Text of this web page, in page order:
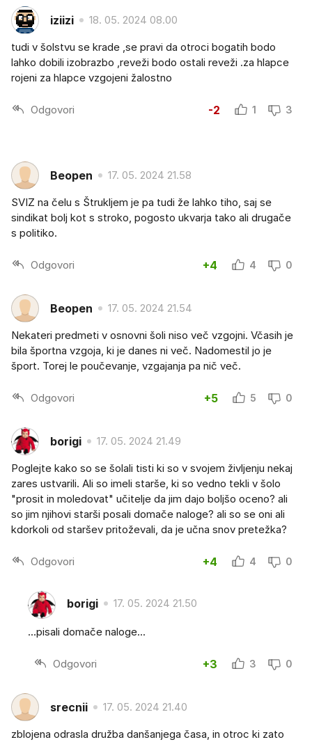
iziizi 18. 05. 2024 08.00
tudi v šolstvu se krade ,se pravi da otroci bogatih bodo
lahko dobili izobrazbo ,reveži bodo ostali reveži .za hlapce
rojeni za hlapce vzgojeni žalostno
Odgovori -2 1 3
Beopen 17. 05. 2024 21.58
SVIZ na čelu s Štrukljem je pa tudi že lahko tiho, saj se
sindikat bolj kot s stroko, pogosto ukvarja tako ali drugače
s politiko.
Odgovori +4 4 0
Beopen 17. 05. 2024 21.54
Nekateri predmeti v osnovni šoli niso več vzgojni. Včasih je
bila športna vzgoja, ki je danes ni več. Nadomestil jo je
šport. Torej le poučevanje, vzgajanja pa nič več.
Odgovori +5 5 0
borigi 17. 05. 2024 21.49
Poglejte kako so se šolali tisti ki so v svojem življenju nekaj
zares ustvarili. Ali so imeli starše, ki so vedno tekli v šolo
"prosit in moledovat" učitelje da jim dajo boljšo oceno? ali
so jim njihovi starši posali domače naloge? ali so se oni ali
kdorkoli od staršev pritoževali, da je učna snov pretežka?
Odgovori +4 4 0
borigi 17. 05. 2024 21.50
...pisali domače naloge...
Odgovori +3 3 0
srecnii 17. 05. 2024 21.40
zblojena odrasla družba danšanjega časa, in otroc ki zato